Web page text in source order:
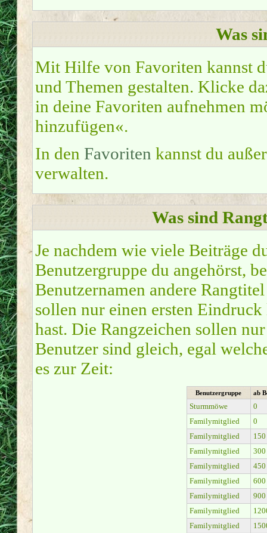
Was
Mit Hilfe von Favoriten kannst
und Themen gestalten. Klicke
in deine Favoriten aufnehmen
hinzufügen«.
In den Favoriten kannst du
verwalten.
Was sind
Je nachdem wie viele Beiträge
Benutzergruppe du angehörst,
Benutzernamen andere
sollen nur einen ersten
hast. Die Rangzeichen sollen
Benutzer sind gleich, egal
es zur Zeit:
Benutzergruppe ab
Sturmmöwe
0
Familymitglied
0
Familymitglied
150
Familymitglied
300
Familymitglied
450
Familymitglied
600
Familymitglied
900
Familymitglied
Familymitglied